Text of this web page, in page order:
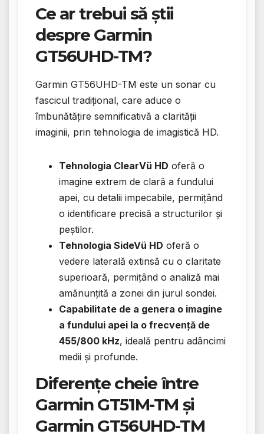
Ce ar trebui să știi
despre Garmin
GT56UHD-TM?
Garmin GT56UHD-TM este un sonar cu
fascicul tradițional, care aduce o
îmbunătățire semnificativă a clarității
imaginii, prin tehnologia de imagistică HD.
Tehnologia ClearVü HD oferă o
imagine extrem de clară a fundului
apei, cu detalii impecabile, permițând
o identificare precisă a structurilor și
peștilor.
Tehnologia SideVü HD oferă o
vedere laterală extinsă cu o claritate
superioară, permițând o analiză mai
amănunțită a zonei din jurul sondei.
Capabilitate de a genera o imagine
a fundului apei la o frecvență de
455/800 kHz, ideală pentru adâncimi
medii și profunde.
Diferențe cheie între
Garmin GT51M-TM și
Garmin GT56UHD-TM